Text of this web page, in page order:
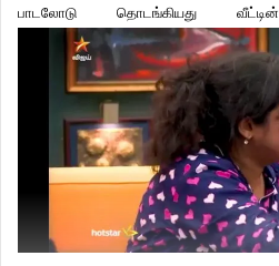
பாடலோடு தொடங்கியது